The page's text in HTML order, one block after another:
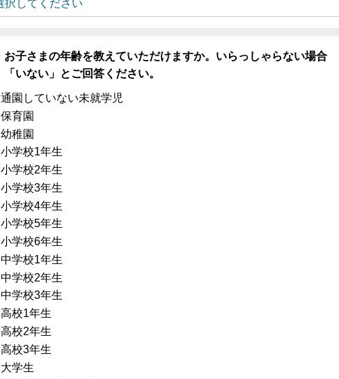
お子さまの年齢を教えていただけますか。いらっしゃらない場合
「いない」とご回答ください。
通園していない未就学児
保育園
幼稚園
小学校1年生
小学校2年生
小学校3年生
小学校4年生
小学校5年生
小学校6年生
中学校1年生
中学校2年生
中学校3年生
高校1年生
高校2年生
高校3年生
大学生